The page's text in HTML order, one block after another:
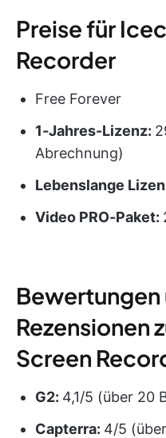
Preise für
Recorder
Free Forever
1-Jahres-Lizenz:
Abrechnung)
Lebenslange
Video PRO-Paket:
Bewertungen
Rezensionen
Screen
G2: 4,1/5 (über 20
Capterra: 4/5